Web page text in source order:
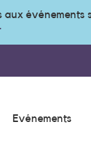
événements
Evénements